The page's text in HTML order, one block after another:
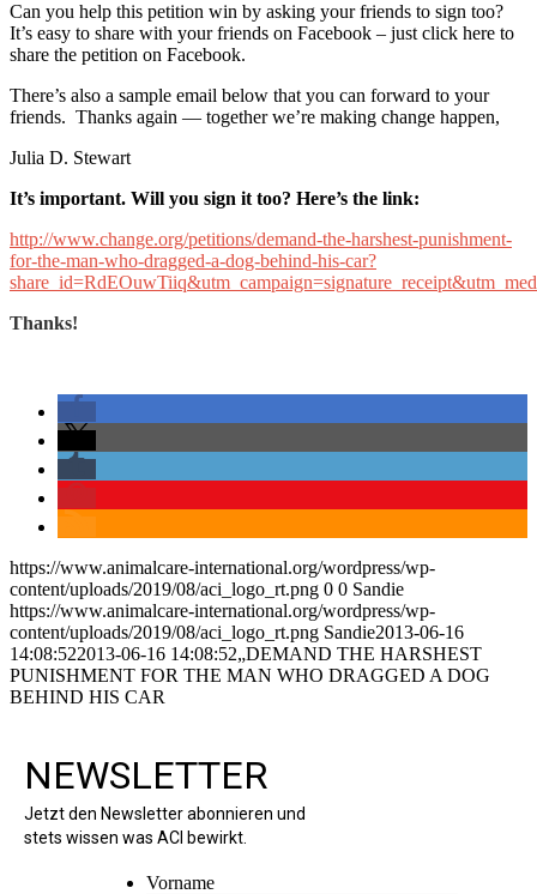
Can you help this petition win by asking your friends to sign too?
It’s easy to share with your friends on Facebook – just click here to
share the petition on Facebook.
There’s also a sample email below that you can forward to your
friends. Thanks again — together we’re making change happen,
Julia D. Stewart
It’s important. Will you sign it too? Here’s the link:
http://www.change.org/petitions/demand-the-harshest-punishment-
for-the-man-who-dragged-a-dog-behind-his-car?
Thanks!
https://www.animalcare-international.org/wordpress/wp-
content/uploads/2019/08/aci_logo_rt.png 0 0 Sandie
https://www.animalcare-international.org/wordpress/wp-
content/uploads/2019/08/aci_logo_rt.png Sandie2013-06-16
14:08:522013-06-16 14:08:52„DEMAND THE HARSHEST
PUNISHMENT FOR THE MAN WHO DRAGGED A DOG
BEHIND HIS CAR
NEWSLETTER
Jetzt den Newsletter abonnieren und
stets wissen was ACI bewirkt.
Vorname